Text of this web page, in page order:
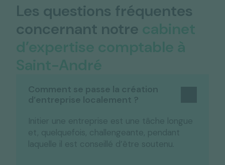
Les questions fréquentes
concernant notre cabinet
d’expertise comptable à
Saint-André
Comment se passe la création
d’entreprise localement ?
Initier une entreprise est une tâche longue
et, quelquefois, challengeante, pendant
laquelle il est conseillé d’être soutenu.